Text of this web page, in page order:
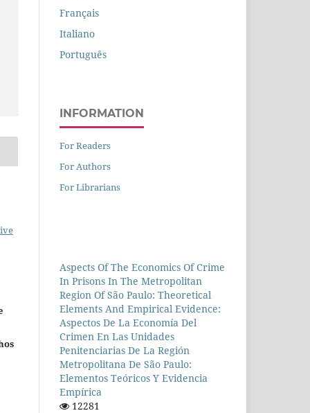
Français
Italiano
Português
INFORMATION
For Readers
For Authors
For Librarians
Aspects Of The Economics Of Crime
In Prisons In The Metropolitan
Region Of São Paulo: Theoretical
Elements And Empirical Evidence:
Aspectos De La Economía Del
Crimen En Las Unidades
Penitenciarias De La Región
Metropolitana De São Paulo:
Elementos Teóricos Y Evidencia
Empírica
12281